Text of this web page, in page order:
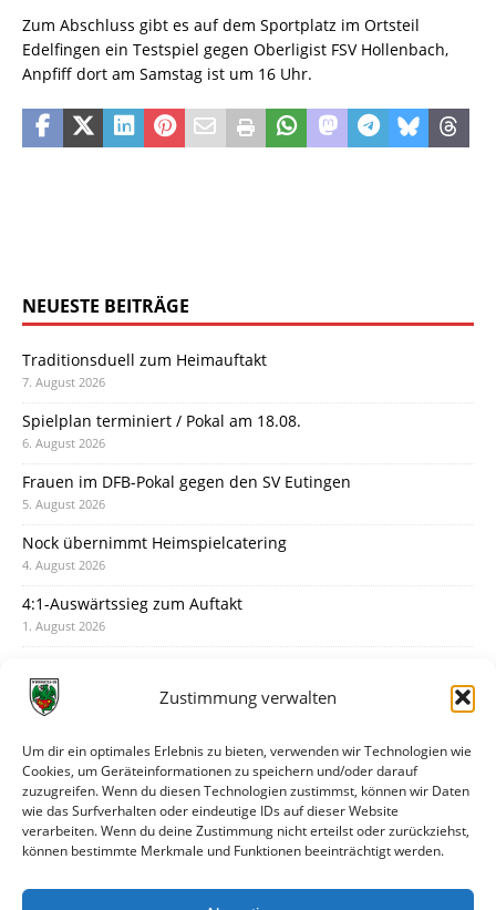
Zustimmung verwalten
Um dir ein optimales Erlebnis zu bieten, verwenden wir Technologien wie
Cookies, um Geräteinformationen zu speichern und/oder darauf
zuzugreifen. Wenn du diesen Technologien zustimmst, können wir Daten
wie das Surfverhalten oder eindeutige IDs auf dieser Website
verarbeiten. Wenn du deine Zustimmung nicht erteilst oder zurückziehst,
können bestimmte Merkmale und Funktionen beeinträchtigt werden.
Zum Abschluss gibt es auf dem Sportplatz im Ortsteil
Edelfingen ein Testspiel gegen Oberligist FSV Hollenbach,
Anpfiff dort am Samstag ist um 16 Uhr.
NEUESTE BEITRÄGE
Traditionsduell zum Heimauftakt
7. August 2026
Spielplan terminiert / Pokal am 18.08.
6. August 2026
Frauen im DFB-Pokal gegen den SV Eutingen
5. August 2026
Nock übernimmt Heimspielcatering
4. August 2026
4:1-Auswärtssieg zum Auftakt
1. August 2026
31. Juli 2026
30. Juli 2026
Deine Spielminute: 89+1
28. Juli 2026
Neuer Rückensponsor